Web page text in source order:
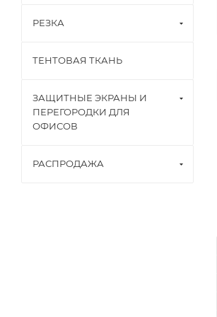
РЕЗКА
ТЕНТОВАЯ ТКАНЬ
ЗАЩИТНЫЕ ЭКРАНЫ И
ПЕРЕГОРОДКИ ДЛЯ
ОФИСОВ
РАСПРОДАЖА